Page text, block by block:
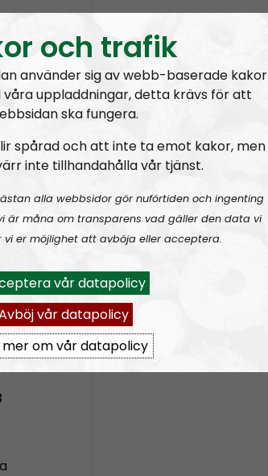
och
med
din
ett
Här
och trafik
använder sig av webb-baserade kakor
uppladdningar, detta krävs för att
ska fungera.
spårad och att inte ta emot kakor, men
inte tillhandahålla vår tjänst.
alla webbsidor gör nuförtiden och ingenting
är måna om transparens vad gäller den data vi
vi er möjlighet att avböja eller acceptera.
vår datapolicy
vår datapolicy
mer om vår datapolicy